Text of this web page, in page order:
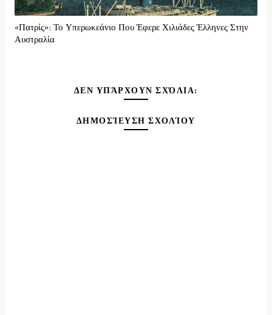
«Πατρίς»: Το Υπερωκεάνιο Που Έφερε Χιλιάδες Έλληνες Στην
Αυστραλία
ΔΕΝ ΥΠΆΡΧΟΥΝ ΣΧΌΛΙΑ:
ΔΗΜΟΣΊΕΥΣΗ ΣΧΟΛΊΟΥ